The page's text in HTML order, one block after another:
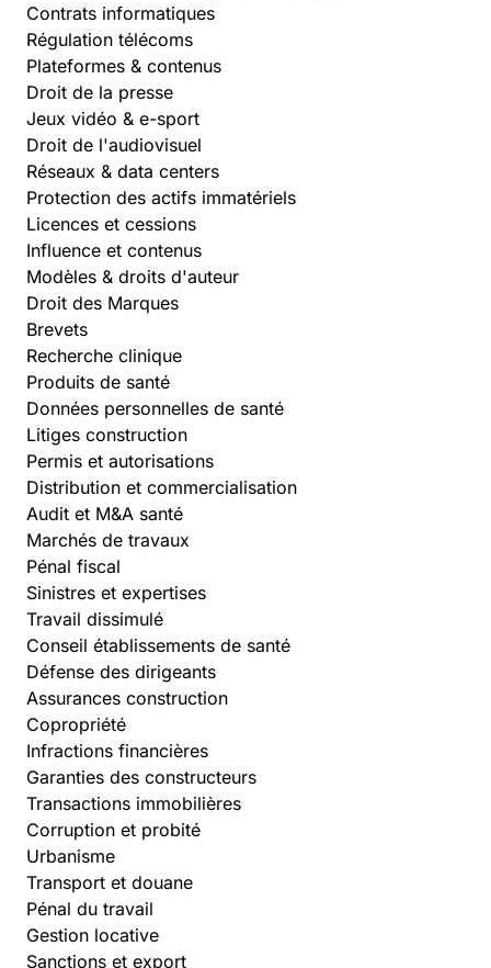
Contrats informatiques
Régulation télécoms
Plateformes & contenus
Droit de la presse
Jeux vidéo & e-sport
Droit de l'audiovisuel
Réseaux & data centers
Protection des actifs immatériels
Licences et cessions
Influence et contenus
Modèles & droits d'auteur
Droit des Marques
Brevets
Recherche clinique
Produits de santé
Données personnelles de santé
Litiges construction
Permis et autorisations
Distribution et commercialisation
Audit et M&A santé
Marchés de travaux
Pénal fiscal
Sinistres et expertises
Travail dissimulé
Conseil établissements de santé
Défense des dirigeants
Assurances construction
Copropriété
Infractions financières
Garanties des constructeurs
Transactions immobilières
Corruption et probité
Urbanisme
Transport et douane
Pénal du travail
Gestion locative
Sanctions et export